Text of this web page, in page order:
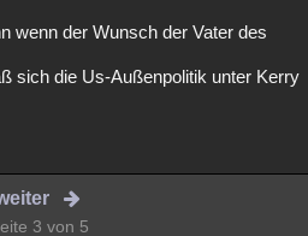
wenn der Wunsch der Vater des
sich die Us-Außenpolitik unter Kerry
3 von 5